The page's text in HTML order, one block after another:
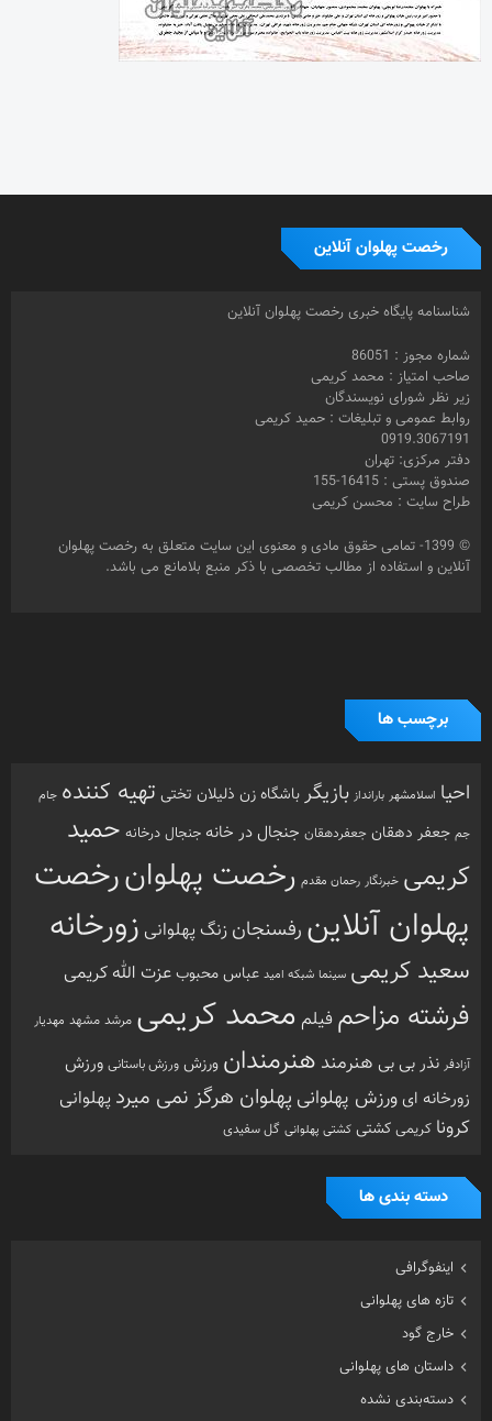
رخصت پهلوان آنلاین
شناسنامه پایگاه خبری رخصت پهلوان آنلاین
شماره مجوز : 86051
صاحب امتیاز : محمد کریمی
زیر نظر شورای نویسندگان
روابط عمومی و تبلیغات : حمید کریمی
0919.3067191
دفتر مرکزی: تهران
صندوق پستی : 16415-155
طراح سایت : محسن کریمی
© 1399- تمامی حقوق مادی و معنوی این سایت متعلق به رخصت پهلوان
آنلاین و استفاده از مطالب تخصصی با ذکر منبع بلامانع می باشد.
برچسب ها
احیا اسلامشهر بارانداز بازیگرباشگاه زن ذلیلان تختی تهیه کننده جام
جم جعفر دهقان جعفردهقان جنجال در خانه جنجال درخانه حمید
کریمی خبرنگار رحمان مقدم رخصت پهلوانرخصت
پهلوان آنلاین رفسنجان زنگ پهلوانی زورخانه
سعید کریمی سینما شبکه امید عباس محبوبعزت الله کریمی
فرشته مزاحمفیلم محمد کریمی مرشد مشهد مهدیار
آزادفر نذر بی بی هنرمند هنرمندان ورزش ورزش باستانی ورزش
زورخانه ای ورزش پهلوانی پهلوان هرگز نمی میرد پهلوانی
کرونا کریمی کشتی کشتی پهلوانی گل سفیدی
دسته بندی ها
اینفوگرافی
تازه های پهلوانی
خارج گود
داستان های پهلوانی
دسته‌بندی نشده